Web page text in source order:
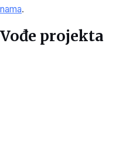
nama.
Vođe projekta